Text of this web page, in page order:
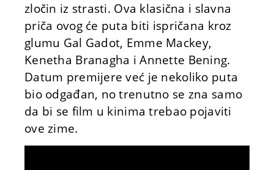
zločin iz strasti. Ova klasična i slavna
priča ovog će puta biti ispričana kroz
glumu Gal Gadot, Emme Mackey,
Kenetha Branagha i Annette Bening.
Datum premijere već je nekoliko puta
bio odgađan, no trenutno se zna samo
da bi se film u kinima trebao pojaviti
ove zime.